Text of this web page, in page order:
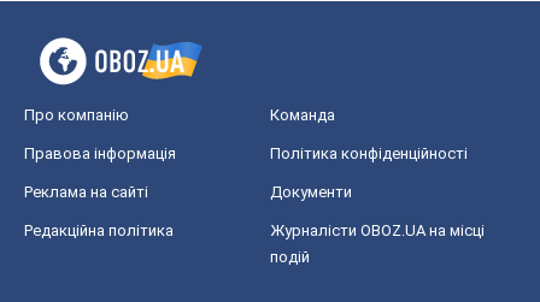
Про компанію Команда
Правова інформація Політика конфіденційності
Реклама на сайті Документи
Редакційна політика
Журналісти OBOZ.UA на місці
подій